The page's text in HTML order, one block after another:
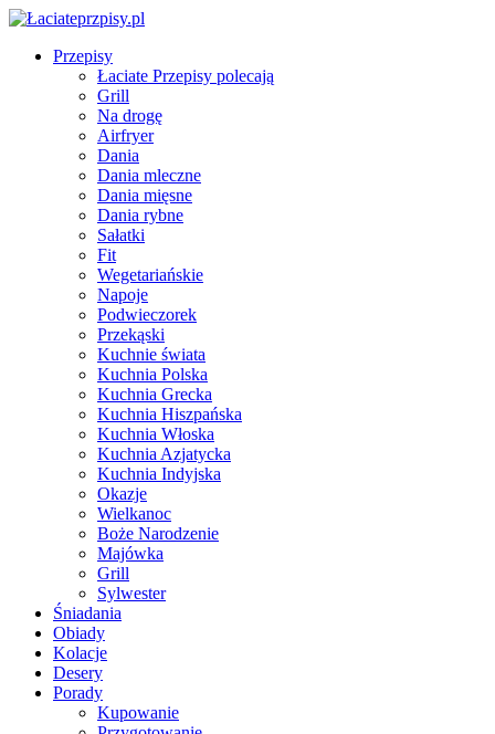
Przepisy
Łaciate Przepisy polecają
Grill
Na drogę
Airfryer
Dania
Dania mleczne
Dania mięsne
Dania rybne
Sałatki
Fit
Wegetariańskie
Napoje
Podwieczorek
Przekąski
Kuchnie świata
Kuchnia Polska
Kuchnia Grecka
Kuchnia Hiszpańska
Kuchnia Włoska
Kuchnia Azjatycka
Kuchnia Indyjska
Okazje
Wielkanoc
Boże Narodzenie
Majówka
Grill
Sylwester
Śniadania
Obiady
Kolacje
Desery
Porady
Kupowanie